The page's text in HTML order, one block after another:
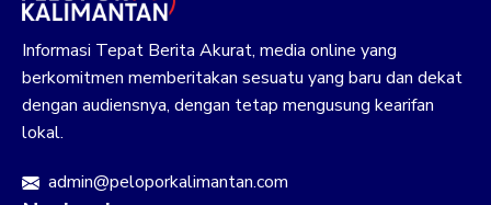
Informasi Tepat Berita Akurat, media online yang
berkomitmen memberitakan sesuatu yang baru dan dekat
dengan audiensnya, dengan tetap mengusung kearifan
lokal.
admin@peloporkalimantan.com